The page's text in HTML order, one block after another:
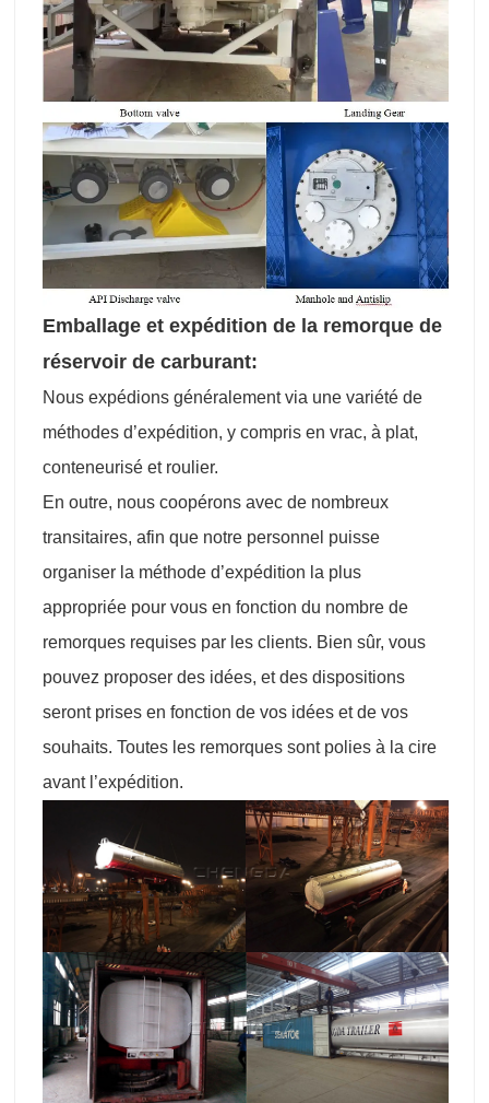
Emballage et expédition de la remorque de
réservoir de carburant:
Nous expédions généralement via une variété de
méthodes d’expédition, y compris en vrac, à plat,
conteneurisé et roulier.
En outre, nous coopérons avec de nombreux
transitaires, afin que notre personnel puisse
organiser la méthode d’expédition la plus
appropriée pour vous en fonction du nombre de
remorques requises par les clients. Bien sûr, vous
pouvez proposer des idées, et des dispositions
seront prises en fonction de vos idées et de vos
souhaits. Toutes les remorques sont polies à la cire
avant l’expédition.